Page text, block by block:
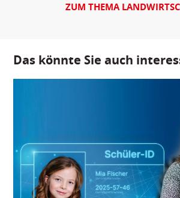
ZUM THEMA
Das könnte Sie auch